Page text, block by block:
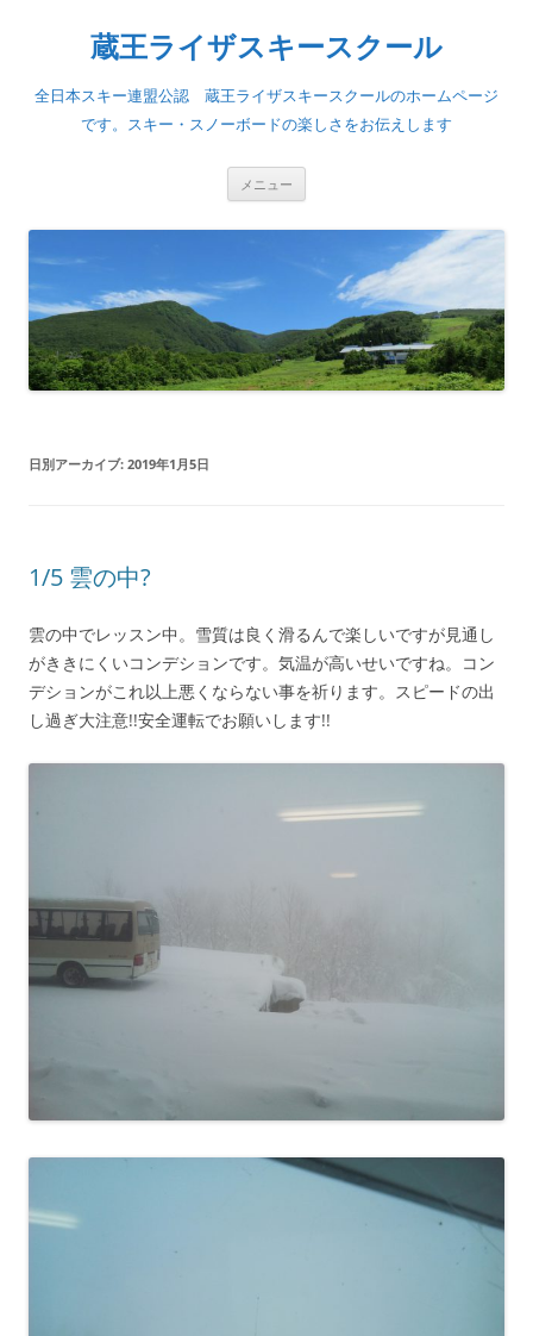
蔵王ライザスキースクール
全日本スキー連盟公認 蔵王ライザスキースクールのホームページ
です。スキー・スノーボードの楽しさをお伝えします
メニュー
ン
ス
プ
日別アーカイブ: 2019年1月5日
1/5 雲の中?
雲の中でレッスン中。雪質は良く滑るんで楽しいですが見通し
がききにくいコンデションです。気温が高いせいですね。コン
デションがこれ以上悪くならない事を祈ります。スピードの出
し過ぎ大注意!!安全運転でお願いします!!